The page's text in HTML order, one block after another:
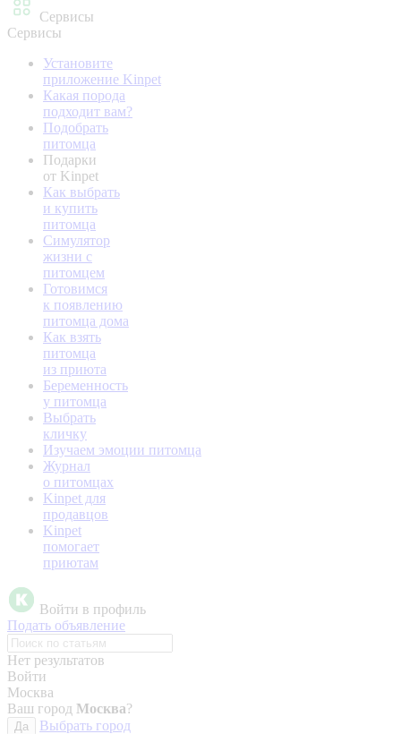
Сервисы
Сервисы
Установите
приложение Kinpet
Какая порода
подходит вам?
Подобрать
питомца
Подарки
от Kinpet
Как выбрать
и купить
питомца
Симулятор
жизни с
питомцем
Готовимся
к появлению
питомца дома
Как взять
питомца
из приюта
Беременность
у питомца
Выбрать
кличку
Изучаем эмоции питомца
Журнал
о питомцах
Kinpet для
продавцов
Kinpet
помогает
приютам
Войти в профиль
Подать объявление
Нет результатов
Войти
Москва
Ваш город Москва?
Да
Выбрать город